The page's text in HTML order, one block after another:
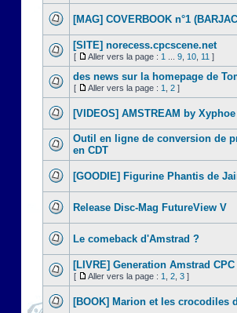
[MAG] COVERBOOK n°1
[SITE] norecess.cpcscene.net
[ Aller vers la page : 1 9 10 11 ]
des news sur la homepage de
[ Aller vers la page : 1 2 ]
[VIDEOS] AMSTREAM by Xyphoe
Outil en ligne de conversion de
en CDT
[GOODIE] Figurine Phantis de
Release Disc-Mag FutureView V
Le comeback d'Amstrad ?
[LIVRE] Generation Amstrad
[ Aller vers la page : 1 2 3 ]
[BOOK] Marion et les crocodiles